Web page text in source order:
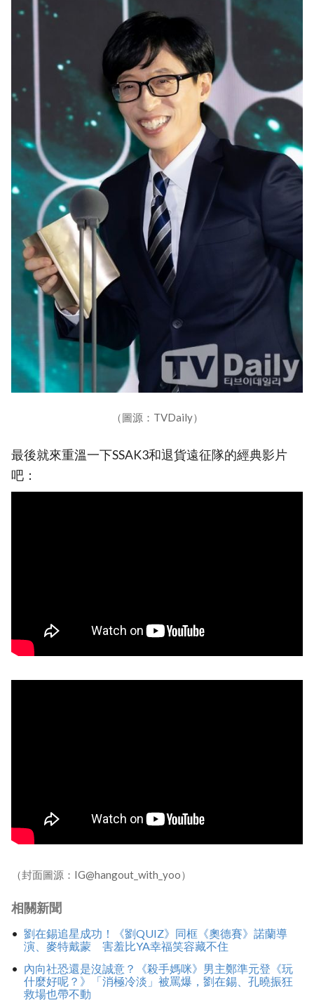
（圖源：TVDaily）
最後就來重溫一下SSAK3和退貨遠征隊的經典影片
吧：
（封面圖源：IG@hangout_with_yoo）
相關新聞
劉在錫追星成功！《劉QUIZ》同框《奧德賽》諾蘭導
演、麥特戴蒙 害羞比YA幸福笑容藏不住
內向社恐還是沒誠意？《殺手媽咪》男主鄭準元登《玩
什麼好呢？》「消極冷淡」被罵爆，劉在錫、孔曉振狂
救場也帶不動